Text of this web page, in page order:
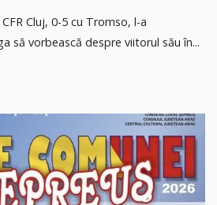
Cluj, 0-5 cu Tromso, l-a
să vorbească despre viitorul său în...